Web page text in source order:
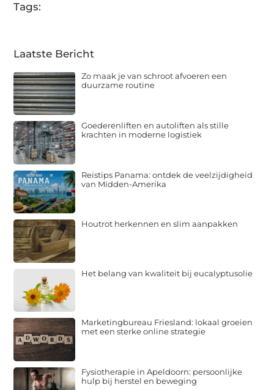
Tags:
Laatste Bericht
Zo maak je van schroot afvoeren een
duurzame routine
Goederenliften en autoliften als stille
krachten in moderne logistiek
Reistips Panama: ontdek de veelzijdigheid
van Midden-Amerika
Houtrot herkennen en slim aanpakken
Het belang van kwaliteit bij eucalyptusolie
Marketingbureau Friesland: lokaal groeien
met een sterke online strategie
Fysiotherapie in Apeldoorn: persoonlijke
hulp bij herstel en beweging